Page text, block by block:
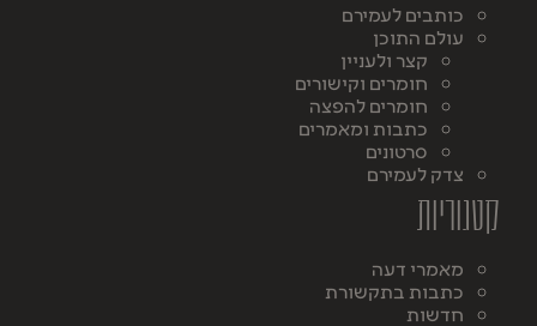
כותבים לעמירם
עולם התוכן
קצר ולעניין
חומרים וקישורים
חומרים להפצה
כתבות ומאמרים
סרטונים
צדק לעמירם
קטגוריות
מאמרי דעה
כתבות בתקשורת
חדשות